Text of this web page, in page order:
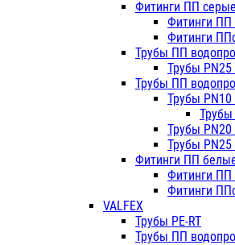
Фитинги ПП серые
Фитинги ПП
Фитинги
Трубы ПП
Трубы
Трубы ПП
Трубы PN10
Трубы
Трубы PN20
Трубы
Фитинги ПП
Фитинги ПП
Фитинги
VALFEX
Трубы PE-RT
Трубы ПП